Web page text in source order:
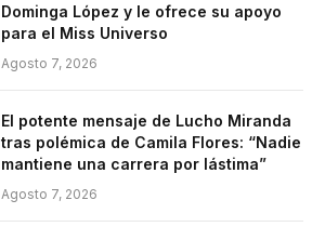
Dominga López y le ofrece su apoyo
para el Miss Universo
Agosto 7, 2026
El potente mensaje de Lucho Miranda
tras polémica de Camila Flores: “Nadie
mantiene una carrera por lástima”
Agosto 7, 2026